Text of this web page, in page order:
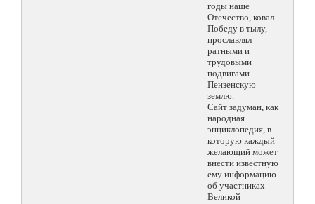
годы наше
Отечество, ковал
Победу в тылу,
прославлял
ратными и
трудовыми
подвигами
Пензенскую
землю.
Сайт задуман, как
народная
энциклопедия, в
которую каждый
желающий может
внести известную
ему информацию
об участниках
Великой